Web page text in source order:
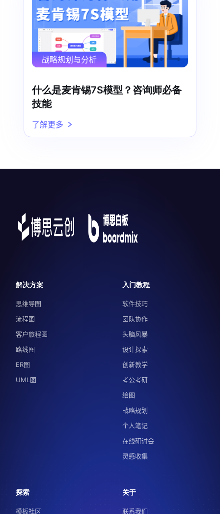
战略规划与分析
什么是麦肯锡7S模型？咨询师必备
技能
了解更多
解决方案
思维导图
流程图
客户旅程图
路线图
ER图
UML图
入门教程
软件技巧
团队协作
头脑风暴
设计探索
创新教学
考公考研
绘图
战略规划
个人笔记
在线研讨会
灵感收集
探索
模板社区
关于
联系我们